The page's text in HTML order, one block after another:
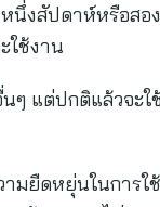
นึ่งสัปดาห์หรือสอ
ใช้งาน
แต่ปกติแล้วจะใ
ามยืดหยุ่นในการใ